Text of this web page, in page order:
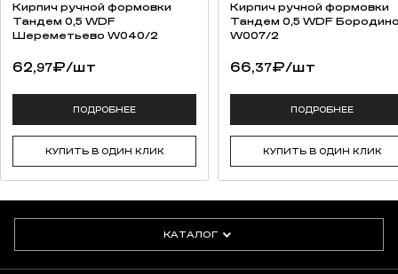
Кирпич ручной формовки
Тандем 0,5 WDF
Шереметьево W040/2
62,97₽/шт
ПОДРОБНЕЕ
КУПИТЬ В ОДИН КЛИК
Кирпич ручной формовки
Тандем 0,5 WDF
W007/2
66,37₽/шт
ПОДРОБНЕЕ
КУПИТЬ В ОДИН КЛИК
КАТАЛОГ